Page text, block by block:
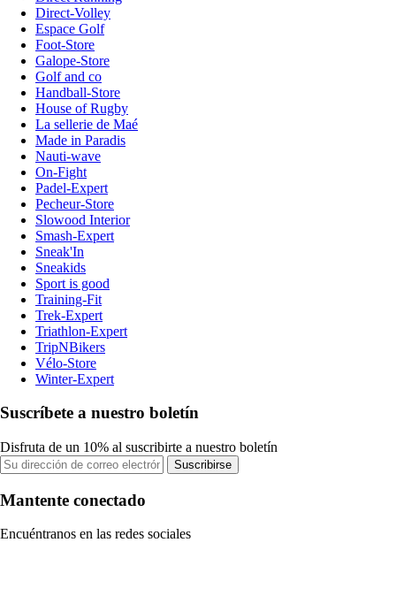
Direct-Volley
Espace Golf
Foot-Store
Galope-Store
Golf and co
Handball-Store
House of Rugby
La sellerie de Maé
Made in Paradis
Nauti-wave
On-Fight
Padel-Expert
Pecheur-Store
Slowood Interior
Smash-Expert
Sneak'In
Sneakids
Sport is good
Training-Fit
Trek-Expert
Triathlon-Expert
TripNBikers
Vélo-Store
Winter-Expert
Suscríbete a nuestro boletín
Disfruta de un 10% al suscribirte a nuestro boletín
Suscribirse
Mantente conectado
Encuéntranos en las redes sociales